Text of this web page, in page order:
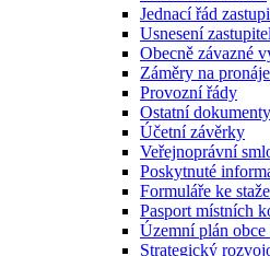
Jednací řád
Usnesení
Obecně závazné
Záměry na
Provozní řády
Ostatní dokumenty
Účetní závěrky
Veřejnoprávní
Poskytnuté
Formuláře ke
Pasport místních
Územní plán obce
Strategický